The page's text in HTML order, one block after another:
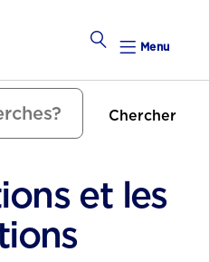
Menu
Chercher
et les